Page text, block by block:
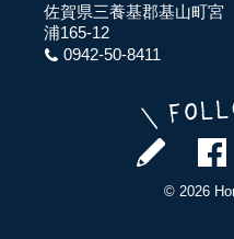
佐賀県三養基郡基山町宮
浦165-12
0942-50-8411
© 2026